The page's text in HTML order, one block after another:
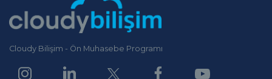
Cloudy Bilişim - Ön Muhasebe Programı